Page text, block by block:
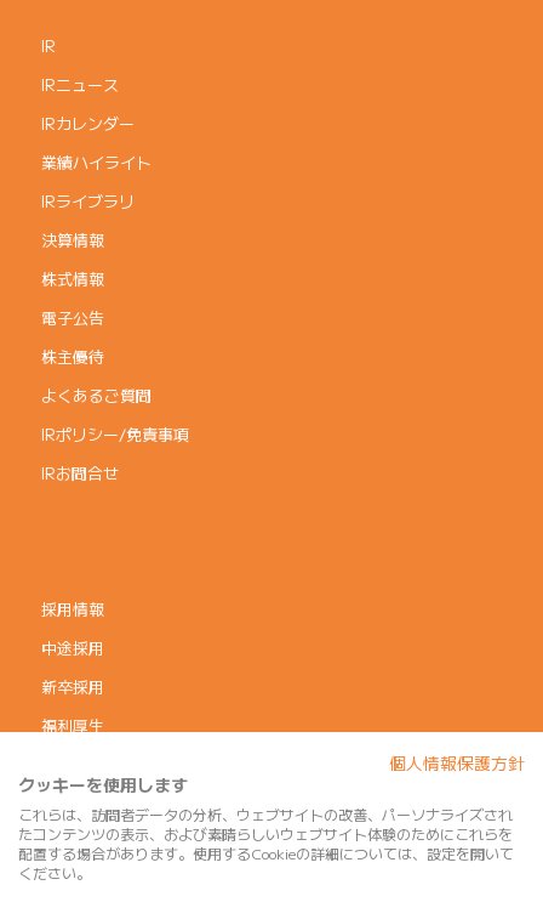
IR
IRニュース
IRカレンダー
業績ハイライト
IRライブラリ
決算情報
株式情報
電子公告
株主優待
よくあるご質問
IRポリシー/免責事項
IRお問合せ
採用情報
中途採用
新卒採用
福利厚生
個人情報保護方針
利用規約
サイトマップ
個人情報保護方針
クッキーを使用します
これらは、訪問者データの分析、ウェブサイトの改善、パーソナライズされ
たコンテンツの表示、および素晴らしいウェブサイト体験のためにこれらを
配置する場合があります。使用するCookieの詳細については、設定を開いて
ください。